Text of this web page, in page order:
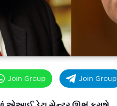
Join Group Join Group